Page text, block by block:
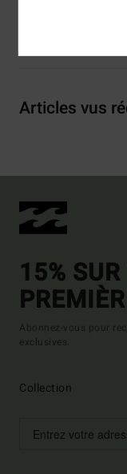
Articles vus
15%
Abonnez-vous pour
exclusives.
Collection